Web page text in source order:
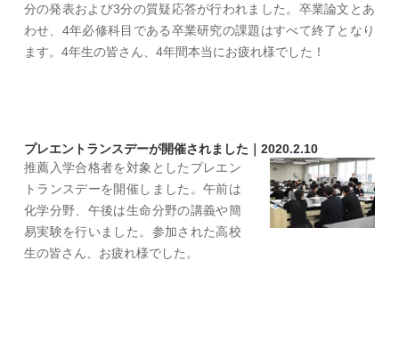
分の発表および3分の質疑応答が行われました。卒業論文とあ
わせ、4年必修科目である卒業研究の課題はすべて終了となり
ます。4年生の皆さん、4年間本当にお疲れ様でした！
プレエントランスデーが開催されました｜2020.2.10
推薦入学合格者を対象としたプレエン
トランスデーを開催しました。午前は
化学分野、午後は生命分野の講義や簡
易実験を行いました。参加された高校
生の皆さん、お疲れ様でした。